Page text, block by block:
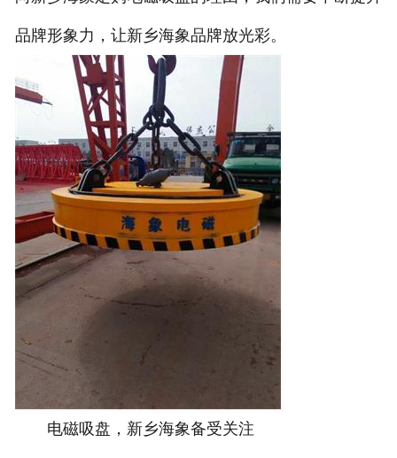
品牌形象力，让新乡海象品牌放光彩。
电磁吸盘，新乡海象备受关注